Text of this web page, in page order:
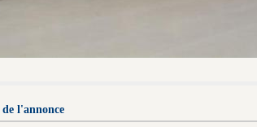
l'annonce